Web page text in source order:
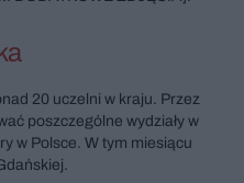
20 uczelni w kraju. Przez
poszczególne wydziały w
w Polsce. W tym miesiącu